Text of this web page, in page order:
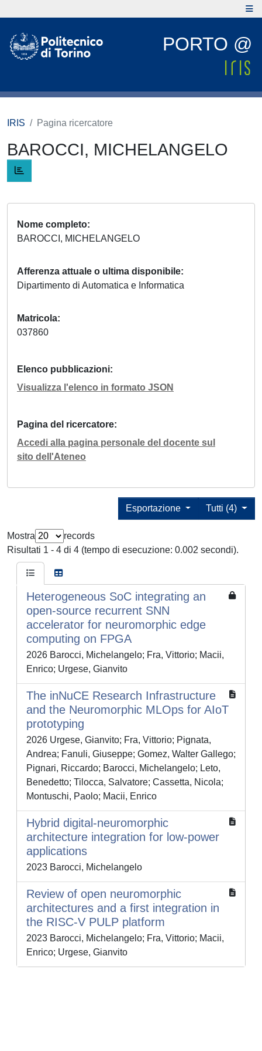
PORTO @
IRIS Pagina ricercatore
BAROCCI, MICHELANGELO
Nome completo
BAROCCI, MICHELANGELO
Afferenza attuale o ultima disponibile
Dipartimento di Automatica e Informatica
Matricola
037860
Elenco pubblicazioni
Visualizza l'elenco in formato JSON
Pagina del ricercatore
Accedi alla pagina personale del docente sul
sito dell'Ateneo
Tutti (4)
Esportazione
Mostra
records
Risultati 1 - 4 di 4 (tempo di esecuzione: 0.002 secondi).
Heterogeneous SoC integrating an
open-source recurrent SNN
accelerator for neuromorphic edge
computing on FPGA
2026 Barocci, Michelangelo; Fra, Vittorio; Macii,
Enrico; Urgese, Gianvito
The inNuCE Research Infrastructure
and the Neuromorphic MLOps for AIoT
prototyping
2026 Urgese, Gianvito; Fra, Vittorio; Pignata,
Andrea; Fanuli, Giuseppe; Gomez, Walter Gallego;
Pignari, Riccardo; Barocci, Michelangelo; Leto,
Benedetto; Tilocca, Salvatore; Cassetta, Nicola;
Montuschi, Paolo; Macii, Enrico
Hybrid digital-neuromorphic
architecture integration for low-power
applications
2023 Barocci, Michelangelo
Review of open neuromorphic
architectures and a first integration in
the RISC-V PULP platform
2023 Barocci, Michelangelo; Fra, Vittorio; Macii,
Enrico; Urgese, Gianvito